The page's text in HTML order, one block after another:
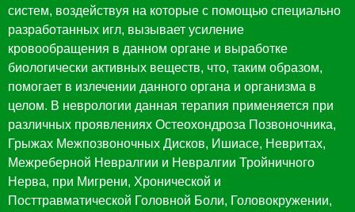
систем, воздействуя на которые с помощью специально
разработанных игл, вызывает усиление
кровообращения в данном органе и выработке
биологически активных веществ, что, таким образом,
помогает в излечении данного органа и организма в
целом. В неврологии данная терапия применяется при
различных проявлениях Остеохондроза Позвоночника,
Грыжах Межпозвоночных Дисков, Ишиасе, Невритах,
Межреберной Невралгии и Невралгии Тройничного
Нерва, при Мигрени, Хронической и
Посттравматической Головной Боли, Головокружении,